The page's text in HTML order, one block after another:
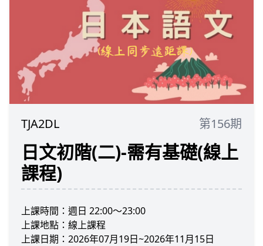
TJA2DL 第156期
日文初階(二)-需有基礎(線上
課程)
上課時間：週日 22:00～23:00
上課地點：線上課程
上課日期：2026年07月19日~2026年11月15日